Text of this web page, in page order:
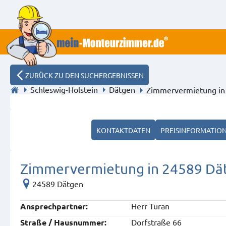
ZURÜCK ZU DEN SUCHERGEBNISSEN
Schleswig-Holstein Dätgen Zimmervermietung
KONTAKTDATEN
Zimmervermietung in 24589
24589 Dätgen
Ansprech­partner: Herr Turan
Straße / Hausnummer: Dorfstraße 66